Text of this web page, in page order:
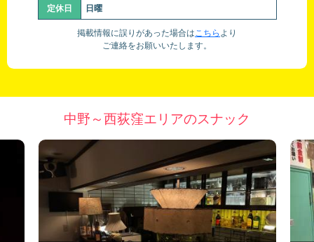
定休日 日曜
掲載情報に誤りがあった場合はこちら より
ご連絡をお願いいたします。
中野～西荻窪エリアのスナック